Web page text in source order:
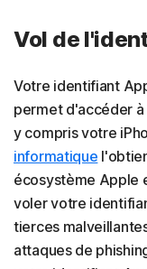
Vol de
Votre identifiant
permet d'accéder
y compris votre
informatique
écosystème Apple
voler votre
tierces
attaques de